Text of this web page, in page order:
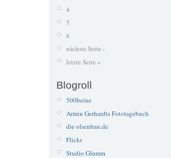
4
5
6
nächste Seite ›
letzte Seite »
Blogroll
500beine
Armin Gerhardts Fototagebuch
die olsenban.de
Flickr
Studio Glumm